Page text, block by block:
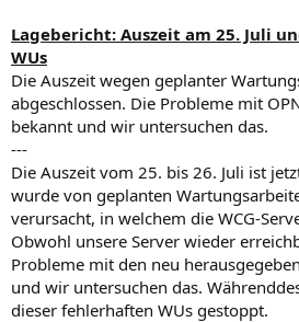
Lagebericht: Auszeit am 25. Juli
WUs
Die Auszeit wegen geplanter
abgeschlossen. Die Probleme mit
bekannt und wir untersuchen das.
---
Die Auszeit vom 25. bis 26. Juli ist
wurde von geplanten
verursacht, in welchem die WCG-
Obwohl unsere Server wieder
Probleme mit den neu
und wir untersuchen das.
dieser fehlerhaften WUs gestoppt.